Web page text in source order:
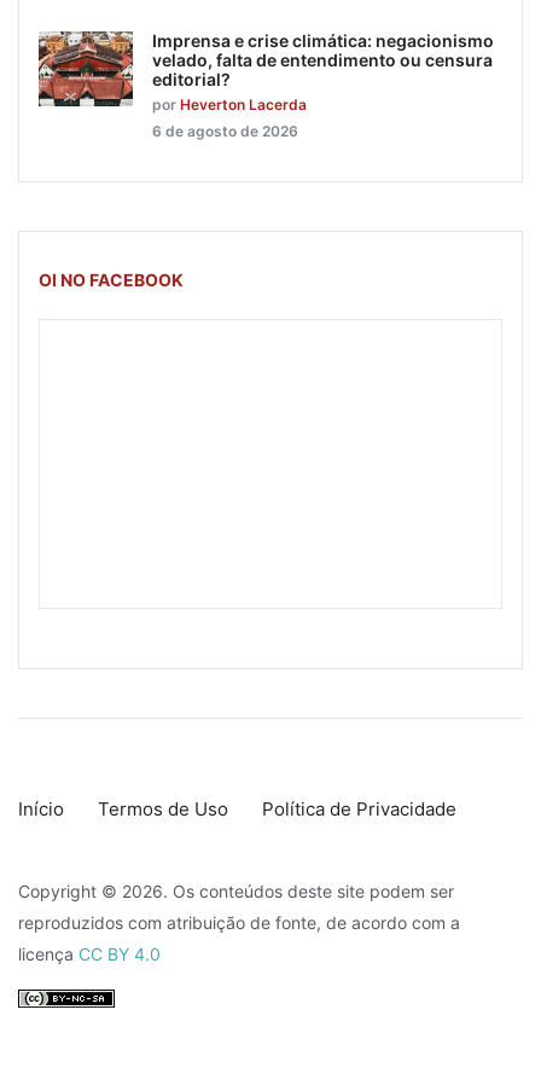
Imprensa e crise climática: negacionismo
velado, falta de entendimento ou censura
editorial?
por Heverton Lacerda
6 de agosto de 2026
OI NO FACEBOOK
Início Termos de Uso Política de Privacidade
Copyright © 2026. Os conteúdos deste site podem ser
reproduzidos com atribuição de fonte, de acordo com a
licença CC BY 4.0